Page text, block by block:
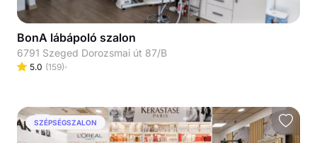
BonA lábápoló szalon
6791 Szeged Dorozsmai út 87/B
5.0 (159)
SZÉPSÉGSZALON